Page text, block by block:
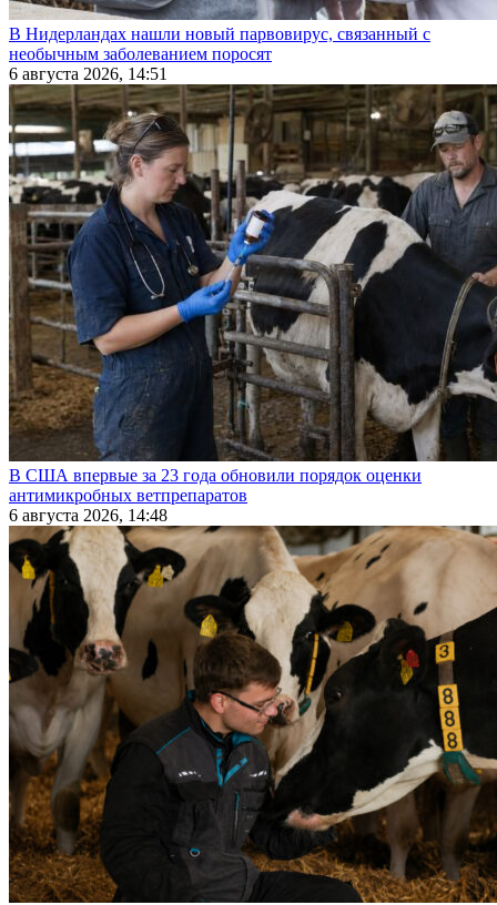
В Нидерландах нашли новый парвовирус, связанный с
необычным заболеванием поросят
6 августа 2026, 14:51
В США впервые за 23 года обновили порядок оценки
антимикробных ветпрепаратов
6 августа 2026, 14:48